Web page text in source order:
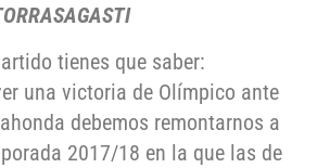
tienes que saber:
una victoria de Olímpico ante
debemos remontarnos a
2017/18 en la que las de